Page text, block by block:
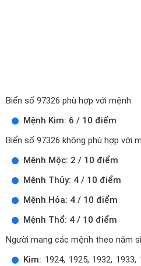
Biển số 97326 phù hợp với mệnh:
Mệnh Kim: 6 / 10 điểm
Biển số 97326 không phù hợp với
Mệnh Mộc: 2 / 10 điểm
Mệnh Thủy: 4 / 10 điểm
Mệnh Hỏa: 4 / 10 điểm
Mệnh Thổ: 4 / 10 điểm
Người mang các mệnh theo năm
Kim: 1924, 1925, 1932, 1933,